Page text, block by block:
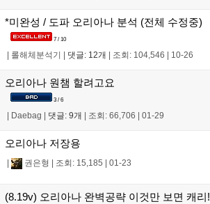
*미완성 / 도파 오리아나 분석 (전체 수정중)
7 / 10
롤해체분석기 댓글: 12개 조회: 104,546 10-26
오리아나 원챔 할려고요
3 / 6
Daebag 댓글: 9개 조회: 66,706 01-29
오리아나 저장용
권은형 조회: 15,185 01-23
(8.19v) 오리아나 완벽공략 이것만 보면 캐리!